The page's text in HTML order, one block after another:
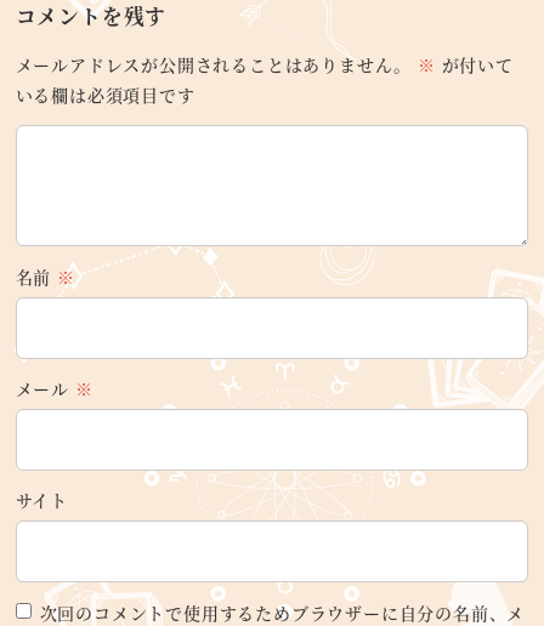
コメントを残す
メールアドレスが公開されることはありません。 ※ が付いて
いる欄は必須項目です
名前 ※
メール ※
サイト
次回のコメントで使用するためブラウザーに自分の名前、メ